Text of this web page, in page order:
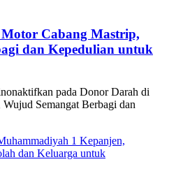
Cabang Mastrip,
dan Kepedulian untuk
pada Donor Darah di
Semangat Berbagi dan